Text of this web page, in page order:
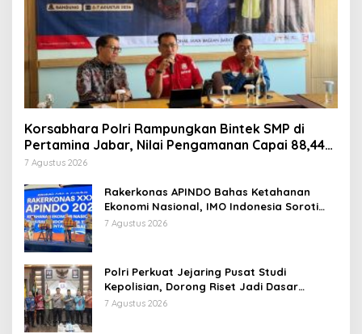
Korsabhara Polri Rampungkan Bintek SMP di
Pertamina Jabar, Nilai Pengamanan Capai 88,44
Persen
7 Agustus 2026
Rakerkonas APINDO Bahas Ketahanan
Ekonomi Nasional, IMO Indonesia Soroti
Pentingnya Kolaborasi Lintas Sektor
7 Agustus 2026
Polri Perkuat Jejaring Pusat Studi
Kepolisian, Dorong Riset Jadi Dasar
Kebijakan dan Inovasi
7 Agustus 2026